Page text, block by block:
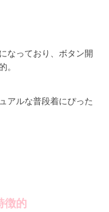
なっており、ボタン開
。
アルな普段着にぴった
徴的